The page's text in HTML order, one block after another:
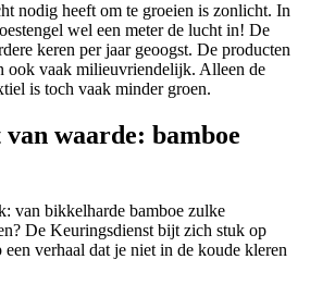
nodig heeft om te groeien is zonlicht. In
wel een meter de lucht in! De
keren per jaar geoogst. De producten
ook vaak milieuvriendelijk. Alleen de
is toch vaak minder groen.
waarde: bamboe
van bikkelharde bamboe zulke
De Keuringsdienst bijt zich stuk op
verhaal dat je niet in de koude kleren